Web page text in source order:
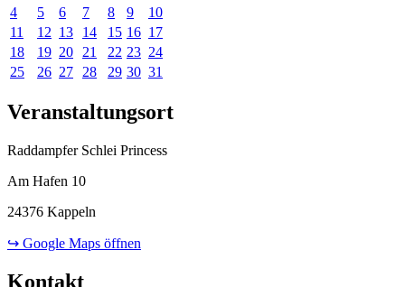
4
5 6 7 8 9
10
11
12 13 14 15 16 17
18
19 20 21 22 23 24
25
26 27 28 29 30 31
Veranstaltungsort
Raddampfer Schlei Princess
Am Hafen 10
24376 Kappeln
↪ Google Maps öffnen
Kontakt